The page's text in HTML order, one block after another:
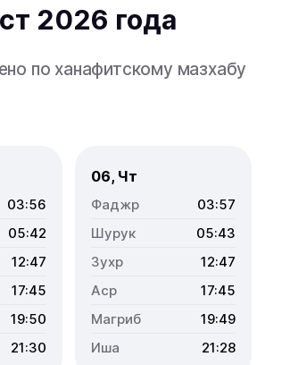
2026 года
по ханафитскому мазхабу
03:56
05:42
12:47
17:45
19:50
21:30
06, Чт
03:57
05:43
12:47
17:45
19:49
21:28